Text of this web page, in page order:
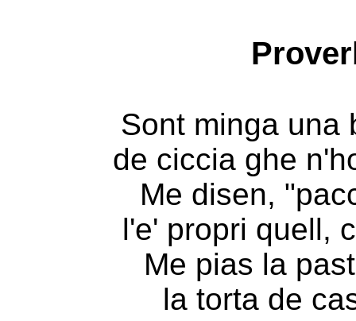
Sont minga una
de ciccia ghe
Me disen,
l'e' propri quell,
Me pias la
la torta de